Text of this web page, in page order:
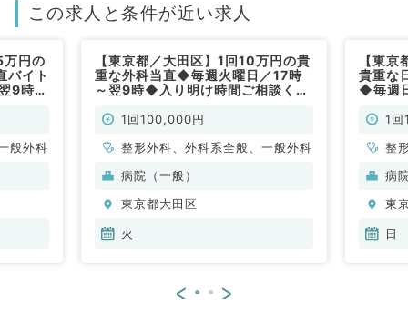
この求人と条件が近い求人
円の
バイト
9時明
般外科
【東京都／大田区】1回10万円の貴
重な外科当直◆毎週火曜日／17時
～翌9時◆入り明け時間ご相談くだ
系／非常勤）
1回100,000円
整形外科、外科系全般、一般外科
病院（一般）
東京都大田区
火
【東
貴重な
◆毎週
科と
1
整
病
東
日
< >